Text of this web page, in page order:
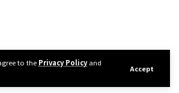
to the Privacy Policyand
Accept